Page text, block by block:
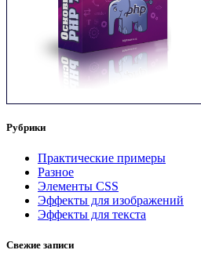
Рубрики
Практические примеры
Разное
Элементы CSS
Эффекты для изображений
Эффекты для текста
Свежие записи